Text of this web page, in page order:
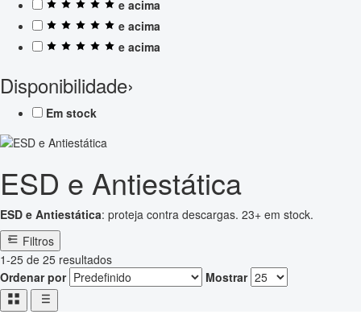
e acima
e acima
e acima
Disponibilidade›
Em stock
ESD e Antiestática
ESD e Antiestática: proteja contra descargas. 23+ em stock.
Filtros
1-25 de 25 resultados
Ordenar por
Mostrar